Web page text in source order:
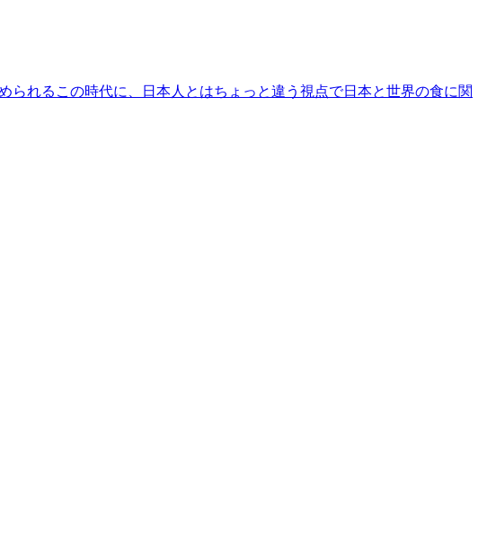
れるこの時代に、日本人とはちょっと違う視点で日本と世界の食に関